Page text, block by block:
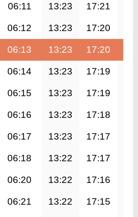
06:11 13:23 17:21
06:12 13:23 17:20
06:13 13:23 17:20
06:14 13:23 17:19
06:15 13:23 17:19
06:16 13:23 17:18
06:17 13:23 17:17
06:18 13:22 17:17
06:20 13:22 17:16
06:21 13:22 17:15